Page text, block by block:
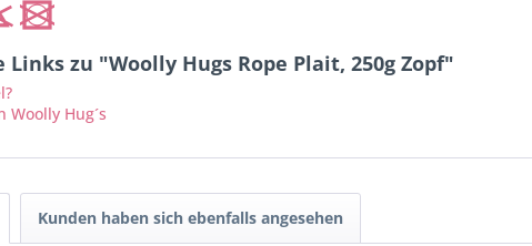
zu "Woolly Hugs Rope Plait, 250g Zopf"
Hug´s
Kunden haben sich ebenfalls angesehen